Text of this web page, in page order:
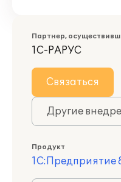
Партнер,
1С-РАРУС
Связаться
Другие
Продукт
1С:Предприятие